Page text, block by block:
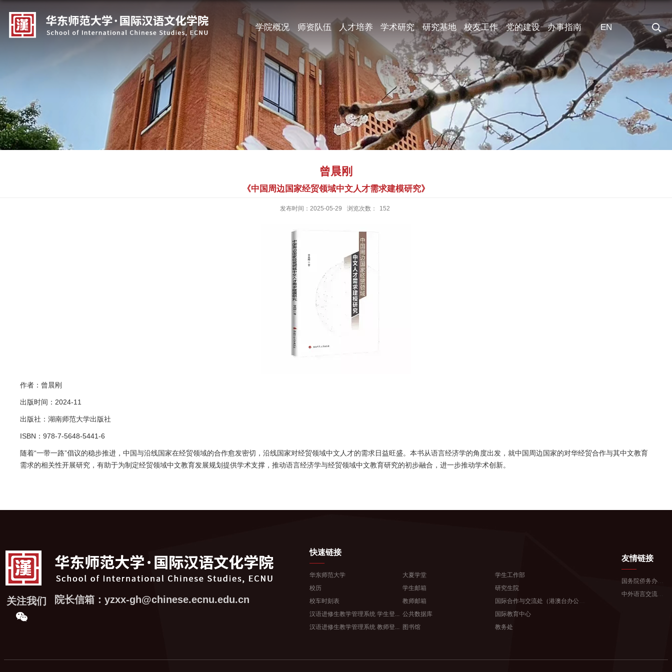
学院概况 师资队伍 人才培养 学术研究 研究基地 校友工作 党的建设 办事指南 EN
曾晨刚
《中国周边国家经贸领域中文人才需求建模研究》
发布时间：2025-05-29 浏览次数： 152
作者： 曾晨刚
出版时间：2024-11
出版社：湖南师范大学出版社
ISBN：978-7-5648-5441-6
随着“一带一路”倡议的稳步推进，中国与沿线国家在经贸领域的合作愈发密切，沿线国家对经贸领域中文人才的需求日益旺盛。本书从语言经济学的角度出发，就中国周边国家的对华经贸合作与其中文教育
需求的相关性开展研究，有助于为制定经贸领域中文教育发展规划提供学术支撑，推动语言经济学与经贸领域中文教育研究的初步融合，进一步推动学术创新。
关注我们 院长信箱：yzxx-gh@chinese.ecnu.edu.cn
快速链接
华东师范大学 大夏学堂
学生工作部
校历
学生邮箱
研究生院
校车时刻表
教师邮箱
国际合作与交流处（港澳台办公室...
汉语进修生教学管理系统 学生登... 公共数据库
国际教育中心
汉语进修生教学管理系统 教师登... 图书馆 教务处
友情链接
国务院侨务办公室
中外语言交流合作中心